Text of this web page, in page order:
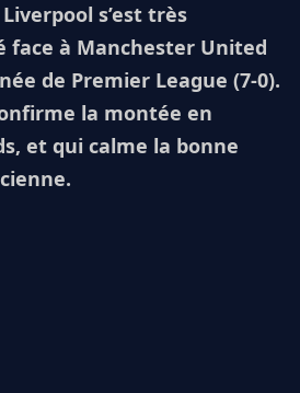
s’est très
face à Manchester United
de Premier League (7-0).
la montée en
et qui calme la bonne